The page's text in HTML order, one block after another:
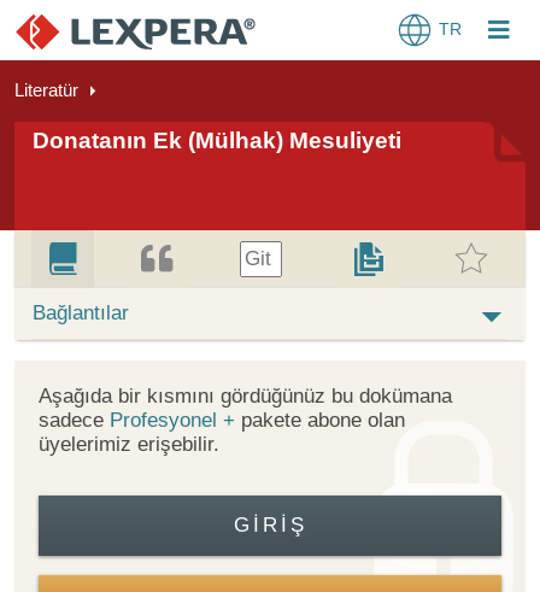
TR
Literatür
Donatanın Ek (Mülhak) Mesuliyeti
Git
Bağlantılar
Aşağıda bir kısmını gördüğünüz bu dokümana
sadece Profesyonel + pakete abone olan
üyelerimiz erişebilir.
GIRIŞ